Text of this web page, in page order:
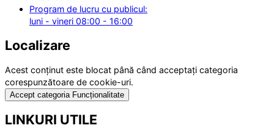
Program de lucru cu publicul:
luni - vineri 08:00 - 16:00
Localizare
Acest conținut este blocat până când acceptați categoria
corespunzătoare de cookie-uri.
Accept categoria Funcționalitate
LINKURI UTILE